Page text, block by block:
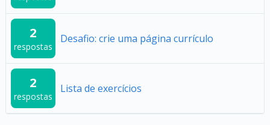
2
respostas
Desafio: crie uma página currículo
2
respostas
Lista de exercícios